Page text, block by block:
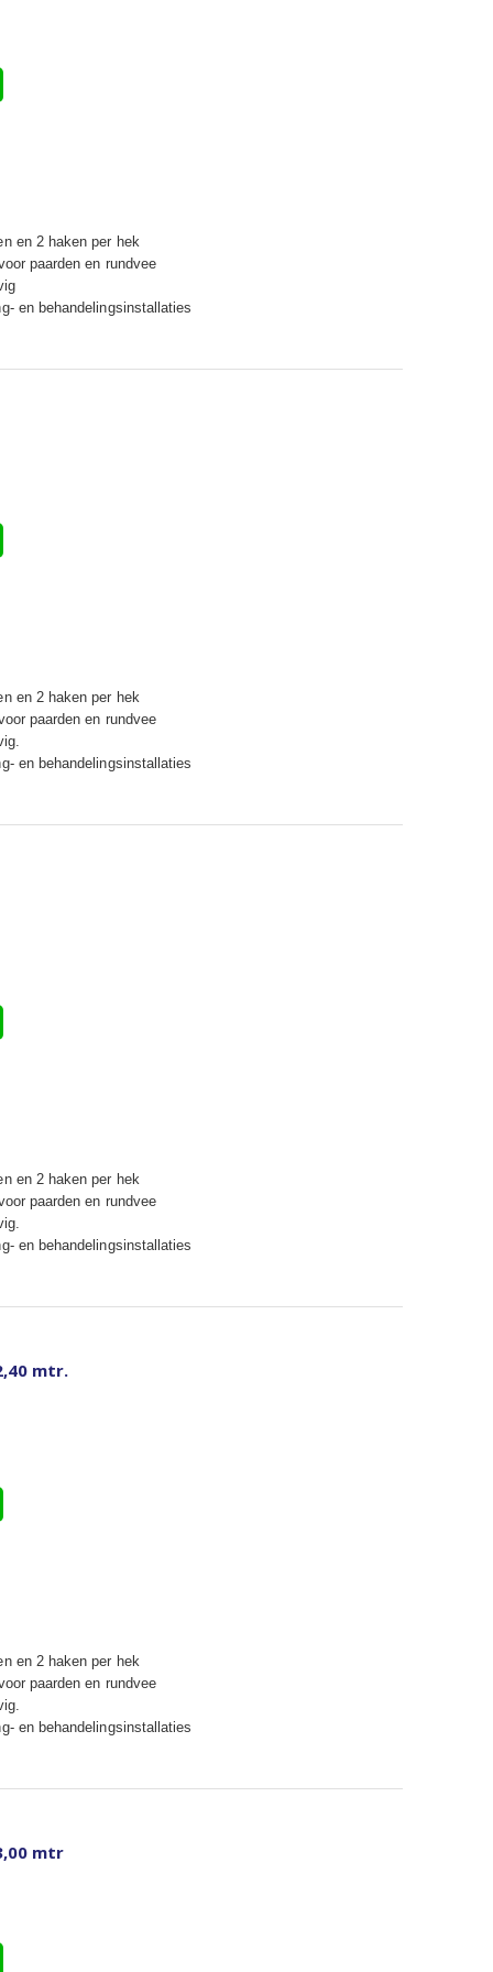
en 2 haken per hek
paarden en rundvee
en behandelingsinstallaties
en 2 haken per hek
paarden en rundvee
en behandelingsinstallaties
en 2 haken per hek
paarden en rundvee
en behandelingsinstallaties
mtr.
en 2 haken per hek
paarden en rundvee
en behandelingsinstallaties
mtr